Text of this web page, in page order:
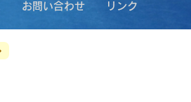
お問い合わせ リンク